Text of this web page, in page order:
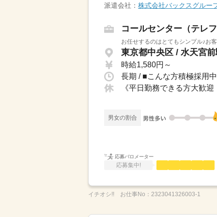
派遣会社： 株式会社バックスグルー
コールセンター（テレ
お任せするのはとてもシンプル♪お
東京都中央区 / 水天宮
時給1,580円～
長期 / ■こんな方積極採用
《平日勤務できる方大歓
男女の割合
応募バロメーター
応募集中!
イチオシ!! お仕事No： 2323041326003-1